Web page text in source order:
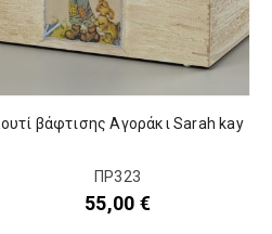
βάφτισης Αγοράκι Sarah kay
ΠΡ323
55,00 €